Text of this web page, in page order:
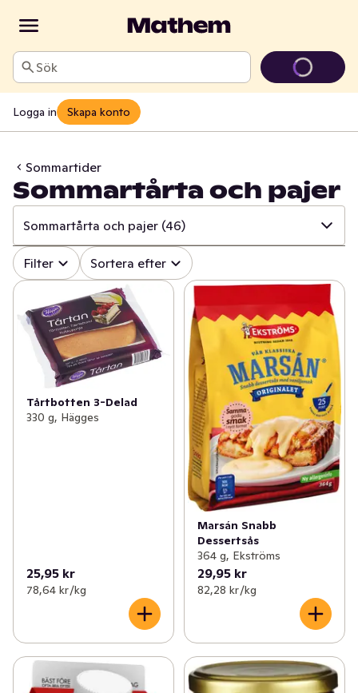
Sök
Logga in Skapa konto
Sommartider
Sommartårta och pajer
Sommartårta och pajer (46)
✓ Alla (298)
Till stranden (50)
✓ Glass i stora lass (71)
Sommartårta och pajer (46)
✓ Sommarapotek (38)
Snabblagat för semesterdagar (76)
Filter Sortera efter
Tårtbotten 3-Delad
330 g, Hägges
25,95 kr
78,64 kr /kg
Marsán Snabb
Dessertsås
364 g, Ekströms
29,95 kr
82,28 kr /kg